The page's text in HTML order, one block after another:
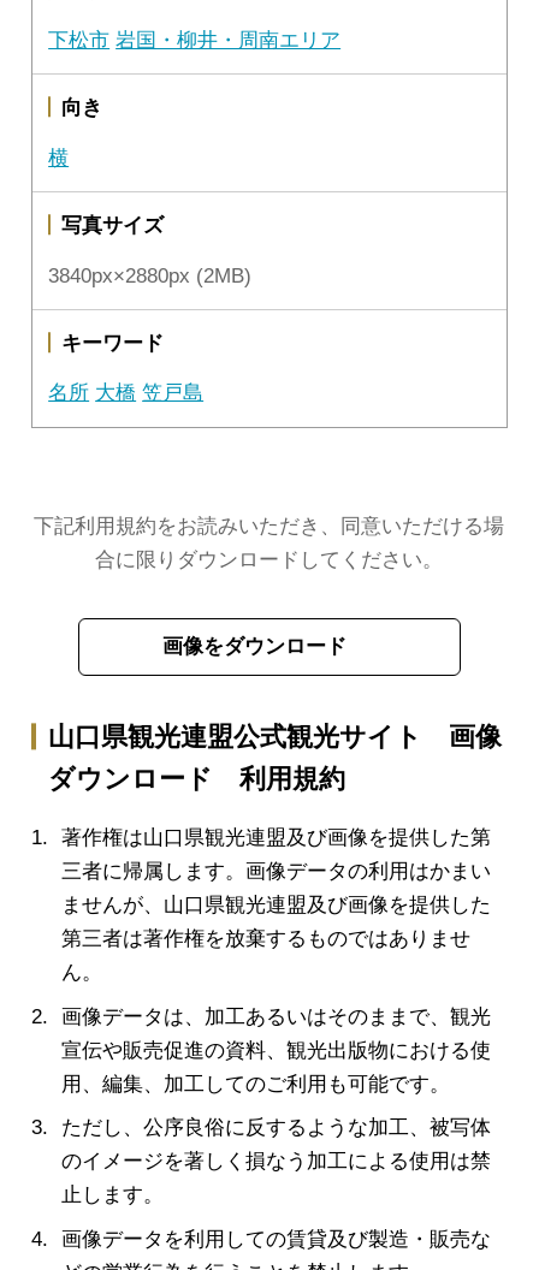
下松市 岩国・柳井・周南エリア
向き
横
写真サイズ
3840px×2880px (2MB)
キーワード
名所 大橋 笠戸島
下記利用規約をお読みいただき、同意いただける場
合に限りダウンロードしてください。
画像をダウンロード
山口県観光連盟公式観光サイト 画像
ダウンロード 利用規約
著作権は山口県観光連盟及び画像を提供した第
三者に帰属します。画像データの利用はかまい
ませんが、山口県観光連盟及び画像を提供した
第三者は著作権を放棄するものではありませ
ん。
画像データは、加工あるいはそのままで、観光
宣伝や販売促進の資料、観光出版物における使
用、編集、加工してのご利用も可能です。
ただし、公序良俗に反するような加工、被写体
のイメージを著しく損なう加工による使用は禁
止します。
画像データを利用しての賃貸及び製造・販売な